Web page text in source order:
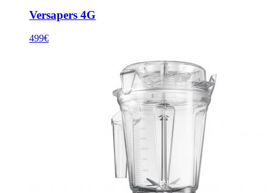
Versapers 4G
499€